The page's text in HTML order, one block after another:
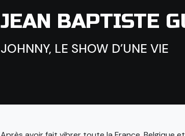
JEAN BAPTISTE
JOHNNY, LE SHOW D’UNE VIE